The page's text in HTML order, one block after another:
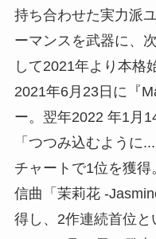
持ち合わせた実力派
ーマンスを武器に、
して2021年より本格
2021年6月23日に『
ー。翌年2022 年1月
「つつみ込むように
チャートで1位を獲
信曲「茉莉花 -
得し、2作連続首位と